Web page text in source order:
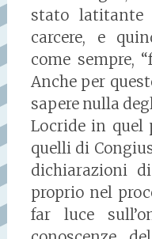
stato latitante
carcere, e
come sempre,
Anche per
sapere nulla
Locride in quel
quelli di
dichiarazioni
proprio nel
far luce